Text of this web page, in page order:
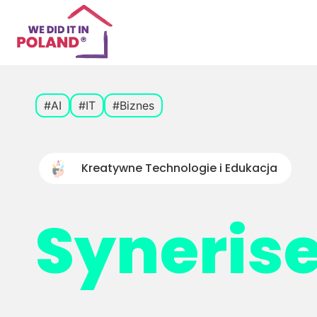
#AI #IT #Biznes
Kreatywne Technologie i Edukacja